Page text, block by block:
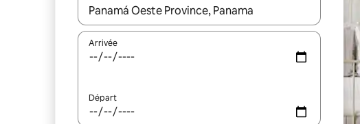
Lorsque les résultats s'affichent, utilisez les flèches vers le
Arrivée
Départ